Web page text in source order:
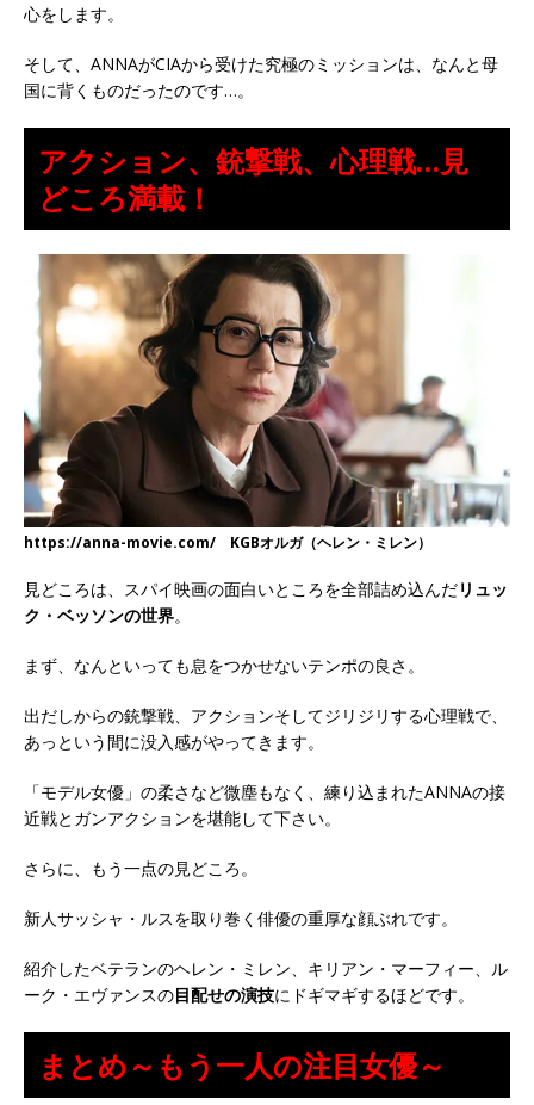
心をします。
そして、ANNAがCIAから受けた究極のミッションは、なんと母
国に背くものだったのです…。
アクション、銃撃戦、心理戦…見
どころ満載！
https://anna-movie.com/ KGBオルガ（ヘレン・ミレン）
見どころは、スパイ映画の面白いところを全部詰め込んだリュッ
ク・ベッソンの世界。
まず、なんといっても息をつかせないテンポの良さ。
出だしからの銃撃戦、アクションそしてジリジリする心理戦で、
あっという間に没入感がやってきます。
「モデル女優」の柔さなど微塵もなく、練り込まれたANNAの接
近戦とガンアクションを堪能して下さい。
さらに、もう一点の見どころ。
新人サッシャ・ルスを取り巻く俳優の重厚な顔ぶれです。
紹介したベテランのヘレン・ミレン、キリアン・マーフィー、ル
ーク・エヴァンスの目配せの演技にドギマギするほどです。
まとめ～もう一人の注目女優～